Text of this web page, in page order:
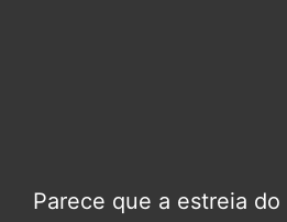
Parece que a estreia do